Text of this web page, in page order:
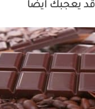
قد يعجبك ايضا